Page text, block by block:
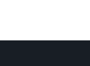
Uvoznik: